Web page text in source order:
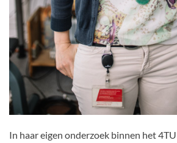
In haar eigen onderzoek binnen het